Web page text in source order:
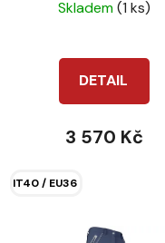
hodnocení
5,0
5
Skladem(1 ks)
DETAIL
3 570 Kč
IT40 / EU36